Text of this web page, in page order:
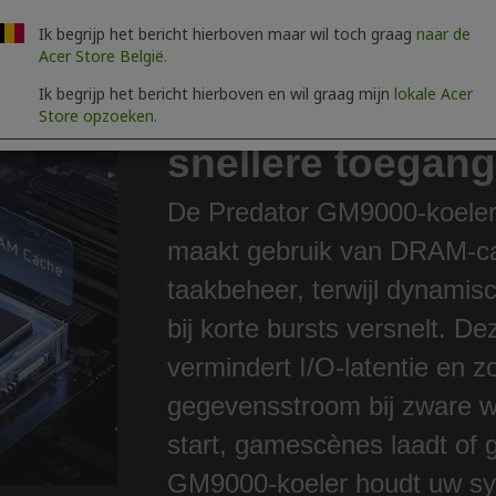
Onafhankelijke
snellere toegang
De Predator GM9000-
maakt gebruik van DRAM-
taakbeheer, terwijl
bij korte bursts versnelt.
vermindert I/O-latentie en
gegevensstroom bij zware
start, gamescènes laadt of
GM9000-koeler houdt uw
Ik begrijp het bericht hierboven maar wil toch graag naar de
Acer Store België.
Ik begrijp het bericht hierboven en wil graag mijn lokale Acer
Store opzoeken.